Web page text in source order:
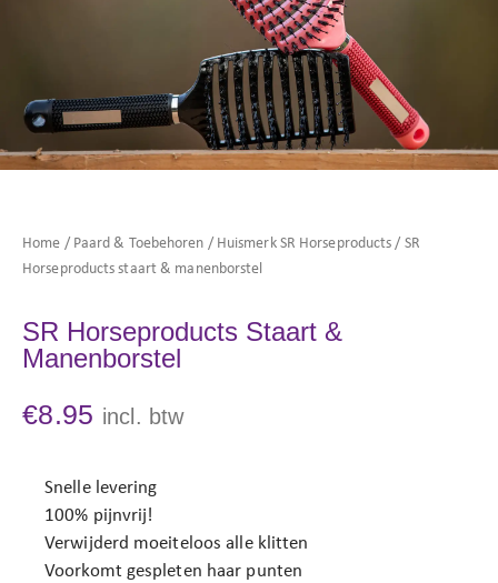
Home /Paard & Toebehoren /Huismerk SR Horseproducts / SR
Horseproducts staart & manenborstel
SR Horseproducts Staart &
Manenborstel
€8.95 incl. btw
Snelle levering
100% pijnvrij!
Verwijderd moeiteloos alle klitten
Voorkomt gespleten haar punten